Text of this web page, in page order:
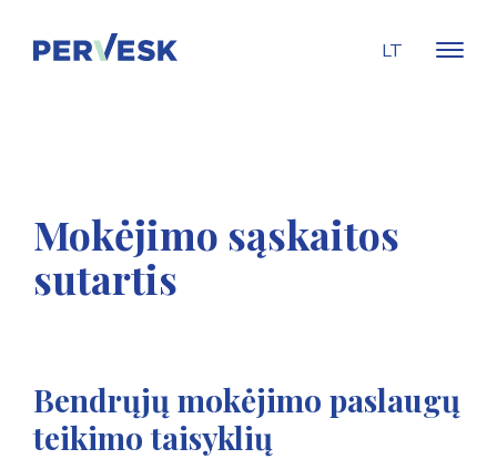
LT
Mokėjimo sąskaitos
sutartis
Bendrųjų mokėjimo paslaugų
teikimo taisyklių